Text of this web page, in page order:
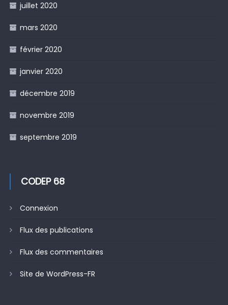
juillet 2020
mars 2020
février 2020
janvier 2020
décembre 2019
novembre 2019
septembre 2019
CODEP 68
Connexion
Flux des publications
Flux des commentaires
Site de WordPress-FR